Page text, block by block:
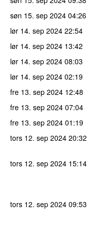
søn 15. sep 2024 04:26
lør 14. sep 2024 22:54
lør 14. sep 2024 13:42
lør 14. sep 2024 08:03
lør 14. sep 2024 02:19
fre 13. sep 2024 12:48
fre 13. sep 2024 07:04
fre 13. sep 2024 01:19
tors 12. sep 2024 20:32
tors 12. sep 2024 15:14
tors 12. sep 2024 09:53